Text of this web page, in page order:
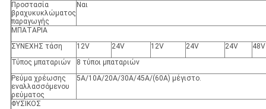
Προστασία
βραχυκυκλώματος
παραγωγής
Ναι
ΜΠΑΤΑΡΙΑ
ΣΥΝΕΧΗΣ τάση
12V 24V 12V 24V 24V
48V
Τύπος μπαταριών
8 τύποι μπαταριών
Ρεύμα χρέωσης
εναλλασσόμενου
ρεύματος
5A/10A/20A/30A/45A/(60A) μέγιστο.
ΦΥΣΙΚΟΣ